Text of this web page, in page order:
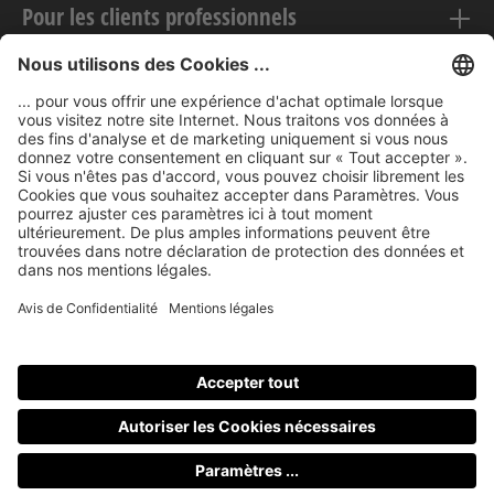
Pour les clients professionnels
Mentions légales
nubert sur le web
Modes de paiement
Tous les prix incluent la TVA, plus les fraisd'expédition
éventuels frais de livraison, sauf indication contraire.